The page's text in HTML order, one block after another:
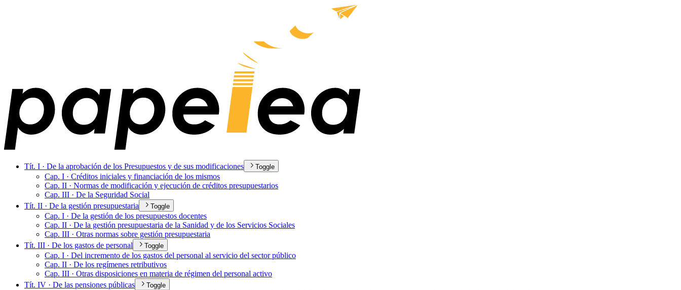
Tít. I · De la aprobación de los Presupuestos y de sus modificaciones Toggle
Cap. I · Créditos iniciales y financiación de los mismos
Cap. II · Normas de modificación y ejecución de créditos presupuestarios
Cap. III · De la Seguridad Social
Tít. II · De la gestión presupuestaria
Toggle
Cap. I · De la gestión de los presupuestos docentes
Cap. II · De la gestión presupuestaria de la Sanidad y de los Servicios Sociales
Cap. III · Otras normas sobre gestión presupuestaria
Tít. III · De los gastos de personal
Toggle
Cap. I · Del incremento de los gastos del personal al servicio del sector público
Cap. II · De los regímenes retributivos
Cap. III · Otras disposiciones en materia de régimen del personal activo
Tít. IV · De las pensiones públicas
Toggle